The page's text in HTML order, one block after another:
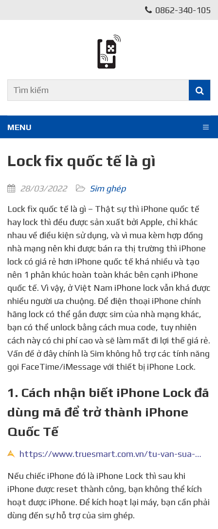
0862-340-105
MENU
Lock fix quốc tế là gì
28/03/2022
Sim ghép
Lock fix quốc tế là gì – Thật sự thì iPhone quốc tế
hay lock thì đều được sản xuất bởi Apple, chỉ khác
nhau về điều kiện sử dụng, và vì mua kèm hợp đồng
nhà mạng nên khi được bán ra thị trường thì iPhone
lock có giá rẻ hơn iPhone quốc tế khá nhiều và tạo
nên 1 phân khúc hoàn toàn khác bên cạnh iPhone
quốc tế. Vì vậy, ở Việt Nam iPhone lock vẫn khá được
nhiều người ưa chuộng. Để điện thoại iPhone chính
hãng lock có thể gắn được sim của nhà mạng khác,
bạn có thể unlock bằng cách mua code, tuy nhiên
cách này có chi phí cao và sẽ làm mất đi lợi thế giá rẻ.
Vấn đề ở đây chính là Sim không hỗ trợ các tính năng
gọi FaceTime/iMessage với thiết bị iPhone Lock.
1. Cách nhận biết iPhone Lock đã
dùng mã để trở thành iPhone
Quốc Tế
https://www.truesmart.com.vn/tu-van-sua-chua/cach-nhan-biet-iphone-lock-da-dung-ma-de-tro-thanh-iphone-quoc-te.html
Nếu chiếc iPhone đó là iPhone Lock thì sau khi
iPhone được reset thành công, bạn không thể kích
hoạt được iPhone. Để kích hoạt lại máy, bạn cần phải
dùng đến sự hỗ trợ của sim ghép.